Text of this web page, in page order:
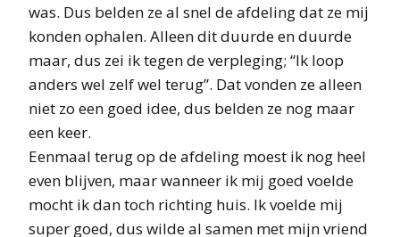
was. Dus belden ze al snel de afdeling dat ze mij
konden ophalen. Alleen dit duurde en duurde
maar, dus zei ik tegen de verpleging; “Ik loop
anders wel zelf wel terug”. Dat vonden ze alleen
niet zo een goed idee, dus belden ze nog maar
een keer.
Eenmaal terug op de afdeling moest ik nog heel
even blijven, maar wanneer ik mij goed voelde
mocht ik dan toch richting huis. Ik voelde mij
super goed, dus wilde al samen met mijn vriend